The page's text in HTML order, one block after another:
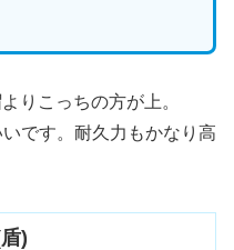
りこっちの方が上。
です。耐久力もかなり高
)